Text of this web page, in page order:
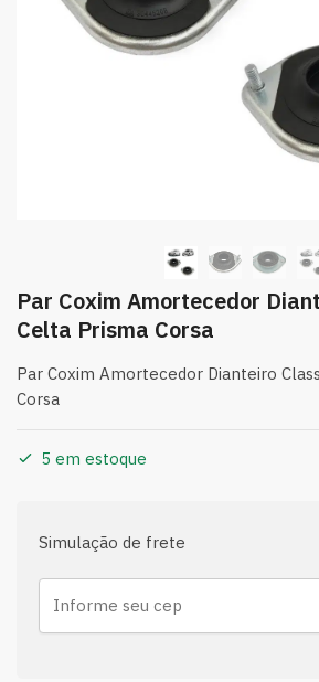
Par Coxim Amortecedor
Celta Prisma Corsa
Par Coxim Amortecedor Dianteiro
Corsa
5 em estoque
Simulação de frete